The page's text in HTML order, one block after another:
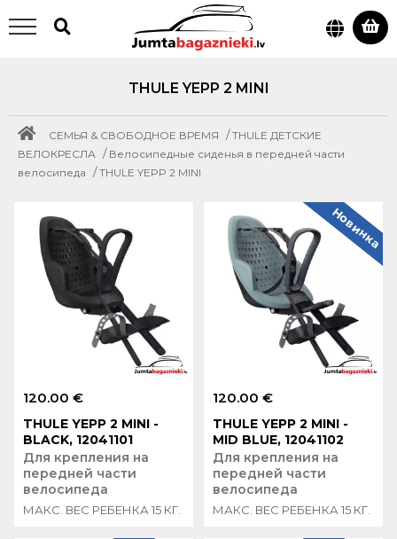
THULE YEPP 2 MINI
СЕМЬЯ & СВОБОДНОЕ ВРЕМЯ /THULE ДЕТСКИЕ
ВЕЛОКРЕСЛА / Велосипедные сиденья в передней части
велосипеда /THULE YEPP 2 MINI
120.00 €
THULE YEPP 2 MINI -
BLACK, 12041101
Для крепления на
передней части
велосипеда
МАКС. ВЕС РЕБЕНКА 15 КГ.
120.00 €
THULE YEPP 2 MINI -
MID BLUE, 12041102
Для крепления на
передней части
велосипеда
МАКС. ВЕС РЕБЕНКА 15 КГ.
Новинка